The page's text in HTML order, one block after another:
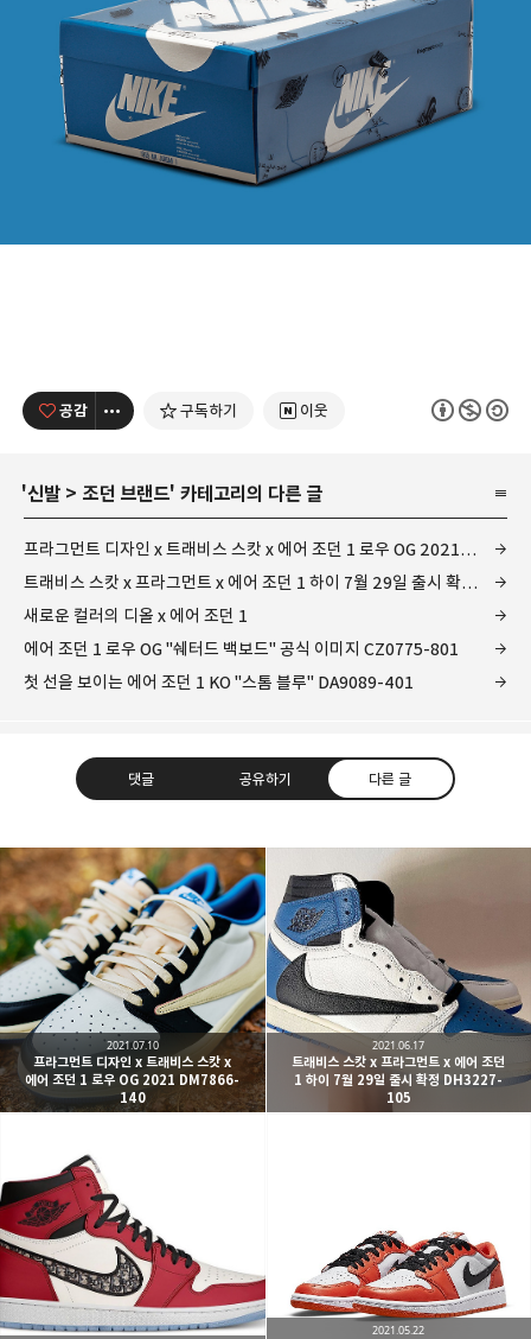
공감 구독하기 이웃
'신발 > 조던 브랜드' 카테고리의 다른 글
프라그먼트 디자인 x 트래비스 스캇 x 에어 조던 1 로우 OG 2021 DM7866-140
트래비스 스캇 x 프라그먼트 x 에어 조던 1 하이 7월 29일 출시 확정 DH3227-105
새로운 컬러의 디올 x 에어 조던 1
에어 조던 1 로우 OG "쉐터드 백보드" 공식 이미지 CZ0775-801
첫 선을 보이는 에어 조던 1 KO "스톰 블루" DA9089-401
댓글 공유하기 다른 글
kjgsb
kjgsb 님의 블로그입니다.
구독하기
구독하기 카카오톡 라인 트위터
프라그먼트 디자인 x 트래비스 스캇 x
에어 조던 1 로우 OG 2021 DM7866-
140
2021.07.10
트래비스 스캇 x 프라그먼트 x 에어 조던
1 하이 7월 29일 출시 확정 DH3227-
105
2021.06.17
2021.05.22